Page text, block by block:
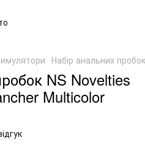
Набір анальних
NS Novelties
Multicolor